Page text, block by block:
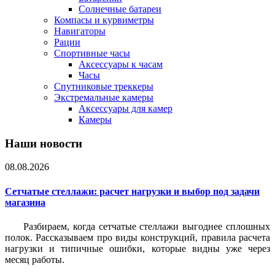
Солнечные батареи
Компасы и курвиметры
Навигаторы
Рации
Спортивные часы
Аксессуары к часам
Часы
Спутниковые треккеры
Экстремальные камеры
Аксессуары для камер
Камеры
Наши новости
08.08.2026
Сетчатые стеллажи: расчет нагрузки и выбор под задачи
магазина
Разбираем, когда сетчатые стеллажи выгоднее сплошных
полок. Рассказываем про виды конструкций, правила расчета
нагрузки и типичные ошибки, которые видны уже через
месяц работы.